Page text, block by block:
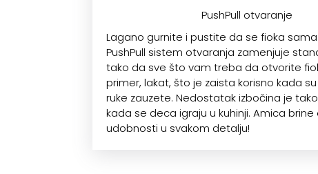
PushPull otvaranje
Lagano gurnite i pustite da se fioka
PushPull sistem otvaranja zamenjuje
tako da sve što vam treba da otvorite
primer, lakat, što je zaista korisno kada
ruke zauzete. Nedostatak izbočina je
kada se deca igraju u kuhinji. Amica brine
udobnosti u svakom detalju!